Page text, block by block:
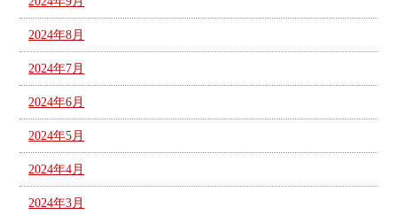
2024年8月
2024年7月
2024年6月
2024年5月
2024年4月
2024年3月